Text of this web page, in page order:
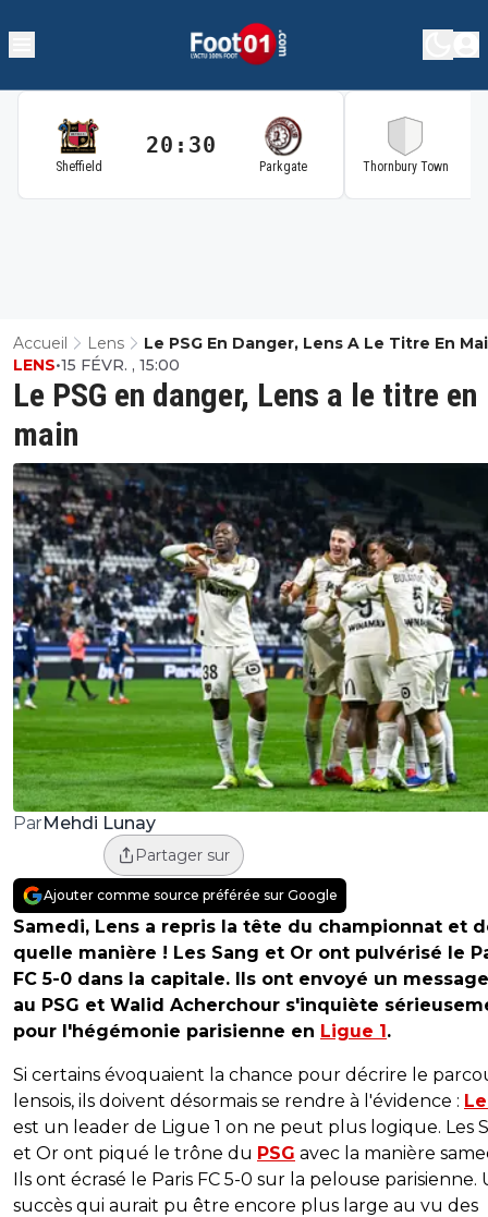
Sheffield
20:30
Parkgate Thornbury Town
Accueil Lens Le PSG En Danger, Lens A Le Titre En
Le PSG en danger, Lens a le titre en
main
LENS•15 FÉVR. , 15:00
ParMehdi Lunay
Partager sur
Ajouter comme source préférée sur Google
Samedi, Lens a repris la tête du championnat et
quelle manière ! Les Sang et Or ont pulvérisé le
FC 5-0 dans la capitale. Ils ont envoyé un
au PSG et Walid Acherchour s'inquiète
pour l'hégémonie parisienne en Ligue 1.
Si certains évoquaient la chance pour décrire le
lensois, ils doivent désormais se rendre à l'évidence :
est un leader de Ligue 1 on ne peut plus logique. Les
et Or ont piqué le trône du PSG avec la manière
Ils ont écrasé le Paris FC 5-0 sur la pelouse parisienne.
succès qui aurait pu être encore plus large au vu des